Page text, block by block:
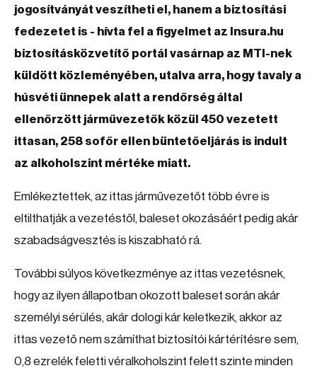
jogosítványát veszítheti el, hanem a biztosítási
fedezetet is - hívta fel a figyelmet az Insura.hu
biztosításközvetítő portál vasárnap az MTI-nek
küldött közleményében, utalva arra, hogy tavaly a
húsvéti ünnepek alatt a rendőrség által
ellenőrzött járművezetők közül 450 vezetett
ittasan, 258 sofőr ellen büntetőeljárás is indult
az alkoholszint mértéke miatt.
Emlékeztettek, az ittas járművezetőt több évre is
eltilthatják a vezetéstől, baleset okozásáért pedig akár
szabadságvesztés is kiszabható rá.
További súlyos következménye az ittas vezetésnek,
hogy az ilyen állapotban okozott baleset során akár
személyi sérülés, akár dologi kár keletkezik, akkor az
ittas vezető nem számíthat biztosítói kártérítésre sem,
0,8 ezrelék feletti véralkoholszint felett szinte minden